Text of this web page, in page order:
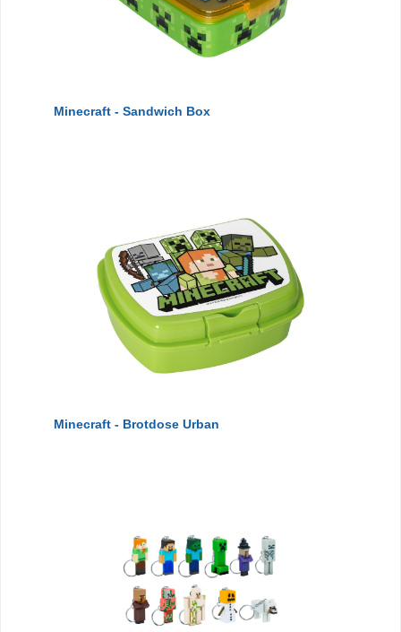
Minecraft - Sandwich Box
Minecraft - Brotdose Urban